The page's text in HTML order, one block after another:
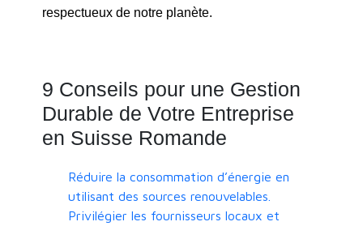
respectueux de notre planète.
9 Conseils pour une Gestion
Durable de Votre Entreprise
en Suisse Romande
Réduire la consommation d’énergie en
utilisant des sources renouvelables.
Privilégier les fournisseurs locaux et